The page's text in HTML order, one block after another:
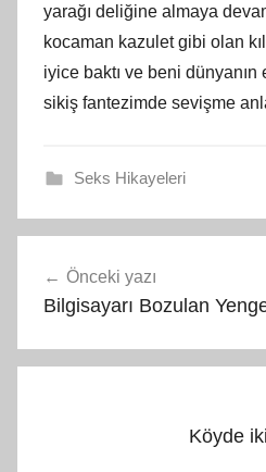
yarağı deliğine almaya
kocaman kazulet gibi olan
iyice baktı ve beni dünyanın
sikiş fantezimde sevişme
Seks Hikayeleri
gezinmesi
Önceki yazı
Bilgisayarı Bozulan
Köyde